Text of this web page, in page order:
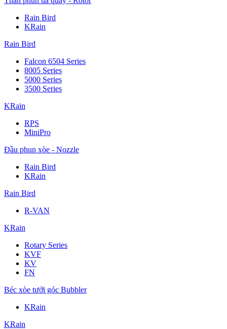
Rain Bird
KRain
Rain Bird
Falcon 6504 Series
8005 Series
5000 Series
3500 Series
KRain
RPS
MiniPro
Đầu phun xòe - Nozzle
Rain Bird
KRain
Rain Bird
R-VAN
KRain
Rotary Series
KVF
KV
FN
Béc xòe tưới góc Bubbler
KRain
KRain